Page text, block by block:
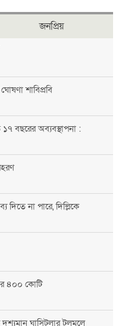
জনপ্রিয়
শাবিপ্রবি
বছরের অব্যবস্থাপনা :
দিতে না পারে, দিল্লিকে
৪০০ কোটি
ঘাসিটুলার টলমলে